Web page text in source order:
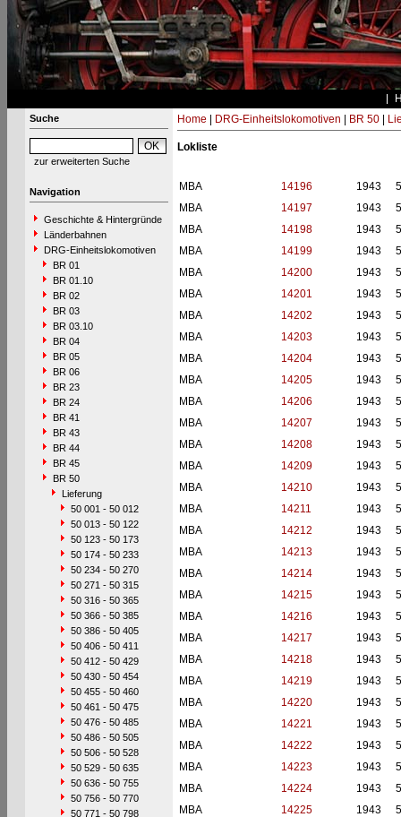
Suche
zur erweiterten Suche
Navigation
Geschichte & Hintergründe
Länderbahnen
DRG-Einheitslokomotiven
BR 01
BR 01.10
BR 02
BR 03
BR 03.10
BR 04
BR 05
BR 06
BR 23
BR 24
BR 41
BR 43
BR 44
BR 45
BR 50
Lieferung
50 001 - 50 012
50 013 - 50 122
50 123 - 50 173
50 174 - 50 233
50 234 - 50 270
50 271 - 50 315
50 316 - 50 365
50 366 - 50 385
50 386 - 50 405
50 406 - 50 411
50 412 - 50 429
50 430 - 50 454
50 455 - 50 460
50 461 - 50 475
50 476 - 50 485
50 486 - 50 505
50 506 - 50 528
50 529 - 50 635
50 636 - 50 755
50 756 - 50 770
50 771 - 50 798
Home DRG-Einheitslokomotiven BR 50|
Lokliste
MBA 14196 1943
MBA
14197 1943
MBA
14198 1943
MBA
14199 1943
MBA
14200 1943
MBA
14201 1943
MBA
14202 1943
MBA
14203 1943
MBA
14204 1943
MBA
14205 1943
MBA
14206 1943
MBA
14207 1943
MBA
14208 1943
MBA
14209 1943
MBA
14210 1943
MBA
14211 1943
MBA
14212 1943
MBA
14213 1943
MBA
14214 1943
MBA
14215 1943
MBA
14216 1943
MBA
14217 1943
MBA
14218 1943
MBA
14219 1943
MBA
14220 1943
MBA
14221 1943
MBA
14222 1943
MBA
14223 1943
MBA
14224 1943
MBA
14225 1943